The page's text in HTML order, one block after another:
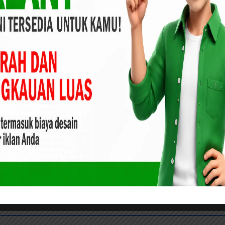
Khairuddin Al-Young Riau, Gagas
Gema Independent Indonesia Skala
Nasional di Riau